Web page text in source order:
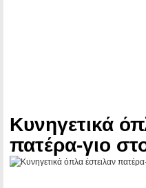
Κυνηγετικά
πατέρα-γιο